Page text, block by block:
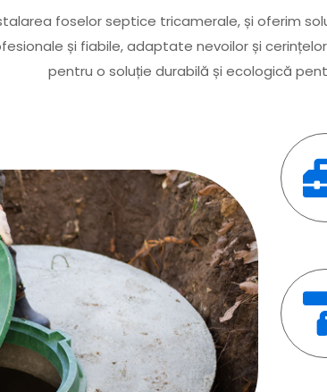
foselor septice tricamerale, și oferim
și fiabile, adaptate nevoilor și
pentru o soluție durabilă și ecologică